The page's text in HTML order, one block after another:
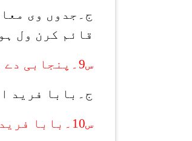
ج۔جدوں وی
قائم کرن ول
س9۔پنجابی دے پہلے باقاعدہ شاعر دا ناں کیہ اے؟
ج۔بابا فرید
س10۔بابا فرید مسعود گنج شکر ؒ دا کوئی شعر لکھو؟